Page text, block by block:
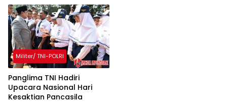
Militer/ TNI-POLRI
Panglima TNI Hadiri
Upacara Nasional Hari
Kesaktian Pancasila